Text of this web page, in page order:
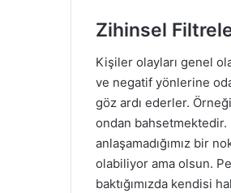
Zihinsel
Kişiler olayları genel
ve negatif yönlerine
göz ardı ederler.
ondan bahsetmektedir.
anlaşamadığımız bir
olabiliyor ama olsun.
baktığımızda kendisi